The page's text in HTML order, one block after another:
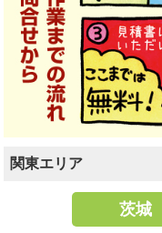
関東エリア
茨城